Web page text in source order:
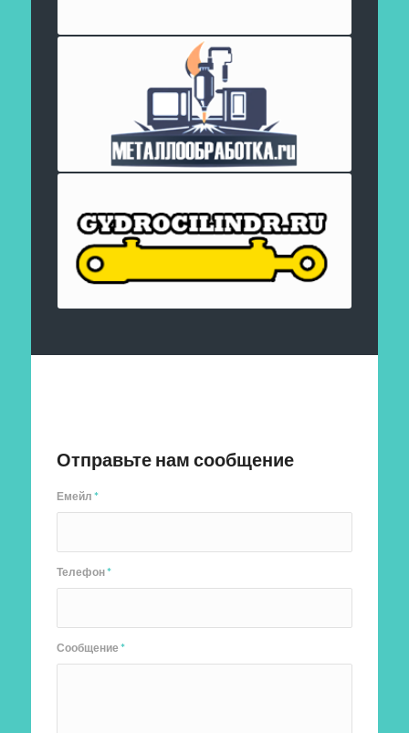
Отправьте нам сообщение
Емейл*
Телефон*
Сообщение*